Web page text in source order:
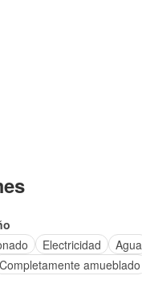
Electricidad
Agua
Completamente amueblado